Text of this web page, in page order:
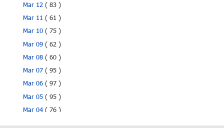
Mar 12( 83 )
Mar 11( 61 )
Mar 10( 75 )
Mar 09( 62 )
Mar 08( 60 )
Mar 07( 95 )
Mar 06( 97 )
Mar 05( 95 )
Mar 04( 76 )